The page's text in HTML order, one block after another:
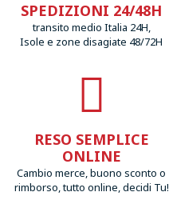
SPEDIZIONI 24/48H
transito medio Italia 24H,
Isole e zone disagiate 48/72H
RESO SEMPLICE
ONLINE
Cambio merce, buono sconto o
rimborso, tutto online, decidi Tu!